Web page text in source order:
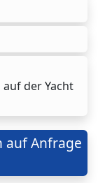
der Yacht
auf Anfrage